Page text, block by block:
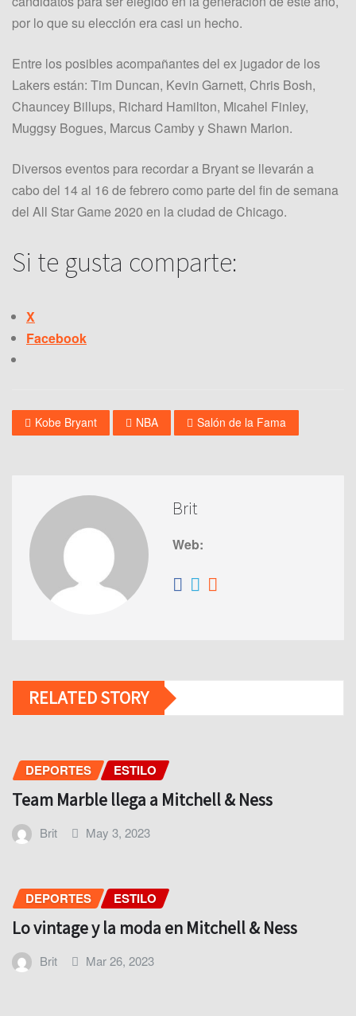
por lo que su elección era casi un hecho.
Entre los posibles acompañantes del ex jugador de los
Lakers están: Tim Duncan, Kevin Garnett, Chris Bosh,
Chauncey Billups, Richard Hamilton, Micahel Finley,
Muggsy Bogues, Marcus Camby y Shawn Marion.
Diversos eventos para recordar a Bryant se llevarán a
cabo del 14 al 16 de febrero como parte del fin de semana
del All Star Game 2020 en la ciudad de Chicago.
Si te gusta comparte:
X
Facebook
Kobe Bryant NBA Salón de la Fama
Brit
Web:
RELATED STORY
DEPORTES ESTILO
Team Marble llega a Mitchell & Ness
Brit May 3, 2023
DEPORTES ESTILO
Lo vintage y la moda en Mitchell & Ness
Brit Mar 26, 2023